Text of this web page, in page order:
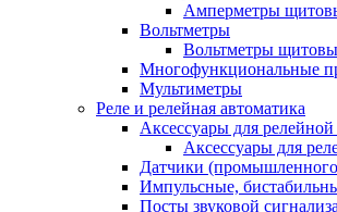
Амперметры
Вольтметры
Вольтметры
Многофункциональные
Мультиметры
Реле и релейная автоматика
Аксессуары для
Аксессуары для
Датчики
Импульсные,
Посты звуковой